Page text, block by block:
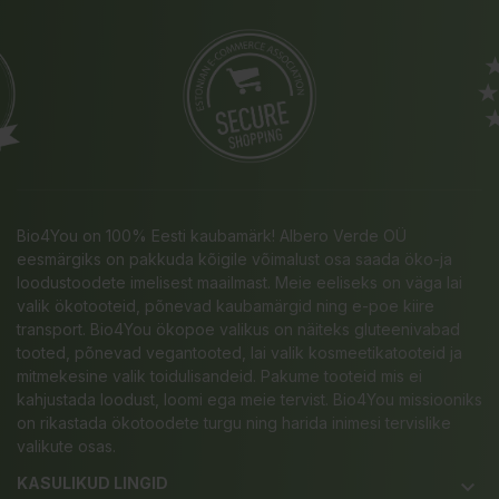
Bio4You on 100% Eesti kaubamärk! Albero Verde OÜ
eesmärgiks on pakkuda kõigile võimalust osa saada öko-ja
loodustoodete imelisest maailmast. Meie eeliseks on väga lai
valik ökotooteid, põnevad kaubamärgid ning e-poe kiire
transport. Bio4You ökopoe valikus on näiteks gluteenivabad
tooted, põnevad vegantooted, lai valik kosmeetikatooteid ja
mitmekesine valik toidulisandeid. Pakume tooteid mis ei
kahjustada loodust, loomi ega meie tervist. Bio4You missiooniks
on rikastada ökotoodete turgu ning harida inimesi tervislike
valikute osas.
KASULIKUD LINGID
keyboard_arrow_down